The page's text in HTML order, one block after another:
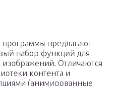
программы предлагают
набор функций для
изображений. Отличаются
контента и
(анимированные